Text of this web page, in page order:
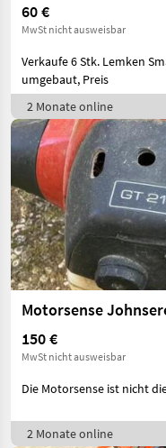
60 €
MwSt nicht ausweisbar
Verkaufe 6 Stk. Lemken
umgebaut, Preis
2 Monate online
Motorsense
150 €
MwSt nicht ausweisbar
Die Motorsense ist nicht
2 Monate online